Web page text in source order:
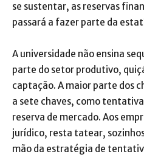
se sustentar, as reservas
passará a fazer parte da
A universidade não ensina
parte do setor produtivo,
captação. A maior parte dos
a sete chaves, como
reserva de mercado. Aos
jurídico, resta tatear,
mão da estratégia de